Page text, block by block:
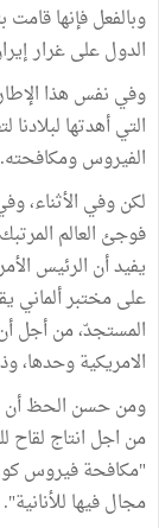
وبالفعل فإنها
الدول على غرار
وفي نفس هذا
التي أهدتها
الفيروس
لكن وفي الأثناء،
فوجئ العالم
يفيد أن الرئيس
على مختبر ألماني
المستجدّ، من أجل
الامريكية وحدها،
ومن حسن الحظ أن
من اجل انتاج لقاح
"مكافحة فيروس
مجال فيها للأنانية".